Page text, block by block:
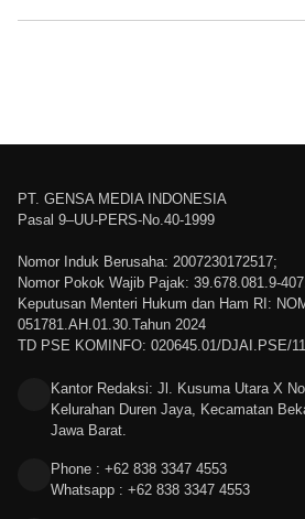
PT. GENSA MEDIA INDONESIA
Pasal 9–UU-PERS-No.40-1999
Nomor Induk Berusaha: 2007230172517;
Nomor Pokok Wajib Pajak: 39.678.081.9-
Keputusan Menteri Hukum dan Ham RI:
051781.AH.01.30.Tahun 2024
TD PSE KOMINFO: 020645.01/DJAI.PSE/
Kantor Redaksi: Jl. Kusuma Utara X
Kelurahan Duren Jaya, Kecamatan
Jawa Barat.
Phone : +62 838 3347 4553
Whatsapp : +62 838 3347 4553